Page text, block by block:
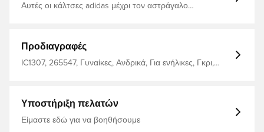
Αυτές οι κάλτσες adidas μέχρι τον αστράγαλο
των δακτύλων βοηθούν στην αποφυγή φθορών, ενώ η
άνετη εφαρμογή γύρω από την αψίδα προσθέτει
υποστήριξη. Τουλάχιστον το 50% αυτού του προϊόντος
Ελαφρύ και λεπτό Έξι ζεύγη ανά πακέτο Υποστήριξη
αψίδας Συνδεδεμένες ραφές ποδιών
Προδιαγραφές
IC1307, 265547, Γυναίκες, Ανδρικά, Για ενήλικες, Γκρι,
Υποστήριξη πελατών
Είμαστε εδώ για να βοηθήσουμε